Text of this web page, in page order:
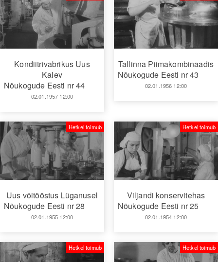
Kondiitrivabrikus Uus
Kalev
Nõukogude Eesti nr 44
02.01.1957 12:00
Tallinna Piimakombinaadis
Nõukogude Eesti nr 43
02.01.1956 12:00
Uus võitööstus Lüganusel
Nõukogude Eesti nr 28
02.01.1955 12:00
Hetkel toimub
Viljandi konservitehas
Nõukogude Eesti nr 25
02.01.1954 12:00
Hetkel toimub
Hetkel toimub Hetkel toimub